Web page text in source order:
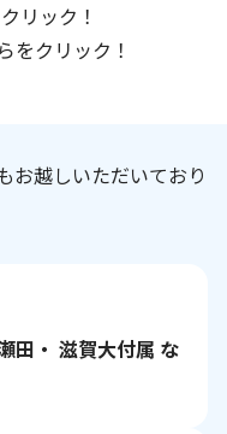
らをクリック！
ちらをクリック！
お越しいただいており
田・ 滋賀大付属 な